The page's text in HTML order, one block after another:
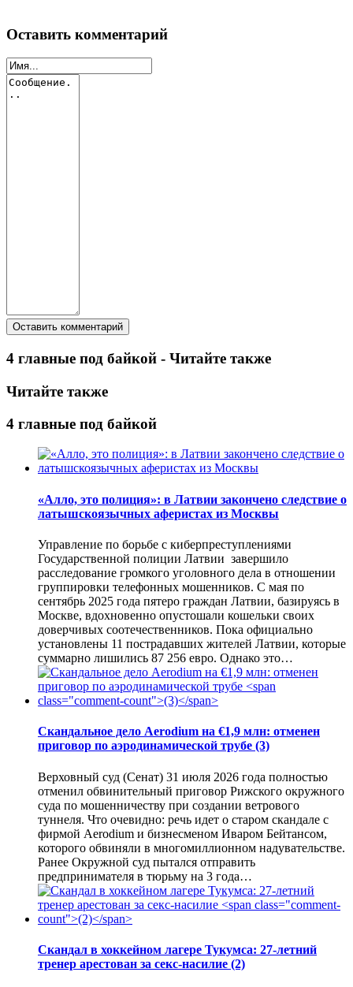
Оставить комментарий
4 главные под байкой - Читайте также
Читайте также
4 главные под байкой
«Алло, это полиция»: в Латвии закончено следствие о
латышскоязычных аферистах из Москвы
Управление по борьбе с киберпреступлениями
Государственной полиции Латвии завершило
расследование громкого уголовного дела в отношении
группировки телефонных мошенников. С мая по
сентябрь 2025 года пятеро граждан Латвии, базируясь в
Москве, вдохновенно опустошали кошельки своих
доверчивых соотечественников. Пока официально
установлены 11 пострадавших жителей Латвии, которые
суммарно лишились 87 256 евро. Однако это…
Скандальное дело Aerodium на €1,9 млн: отменен
приговор по аэродинамической трубе (3)
Верховный суд (Сенат) 31 июля 2026 года полностью
отменил обвинительный приговор Рижского окружного
суда по мошенничеству при создании ветрового
туннеля. Что очевидно: речь идет о старом скандале с
фирмой Aerodium и бизнесменом Иваром Бейтансом,
которого обвиняли в многомиллионном надувательстве.
Ранее Окружной суд пытался отправить
предпринимателя в тюрьму на 3 года…
Скандал в хоккейном лагере Тукумса: 27-летний
тренер арестован за секс-насилие (2)